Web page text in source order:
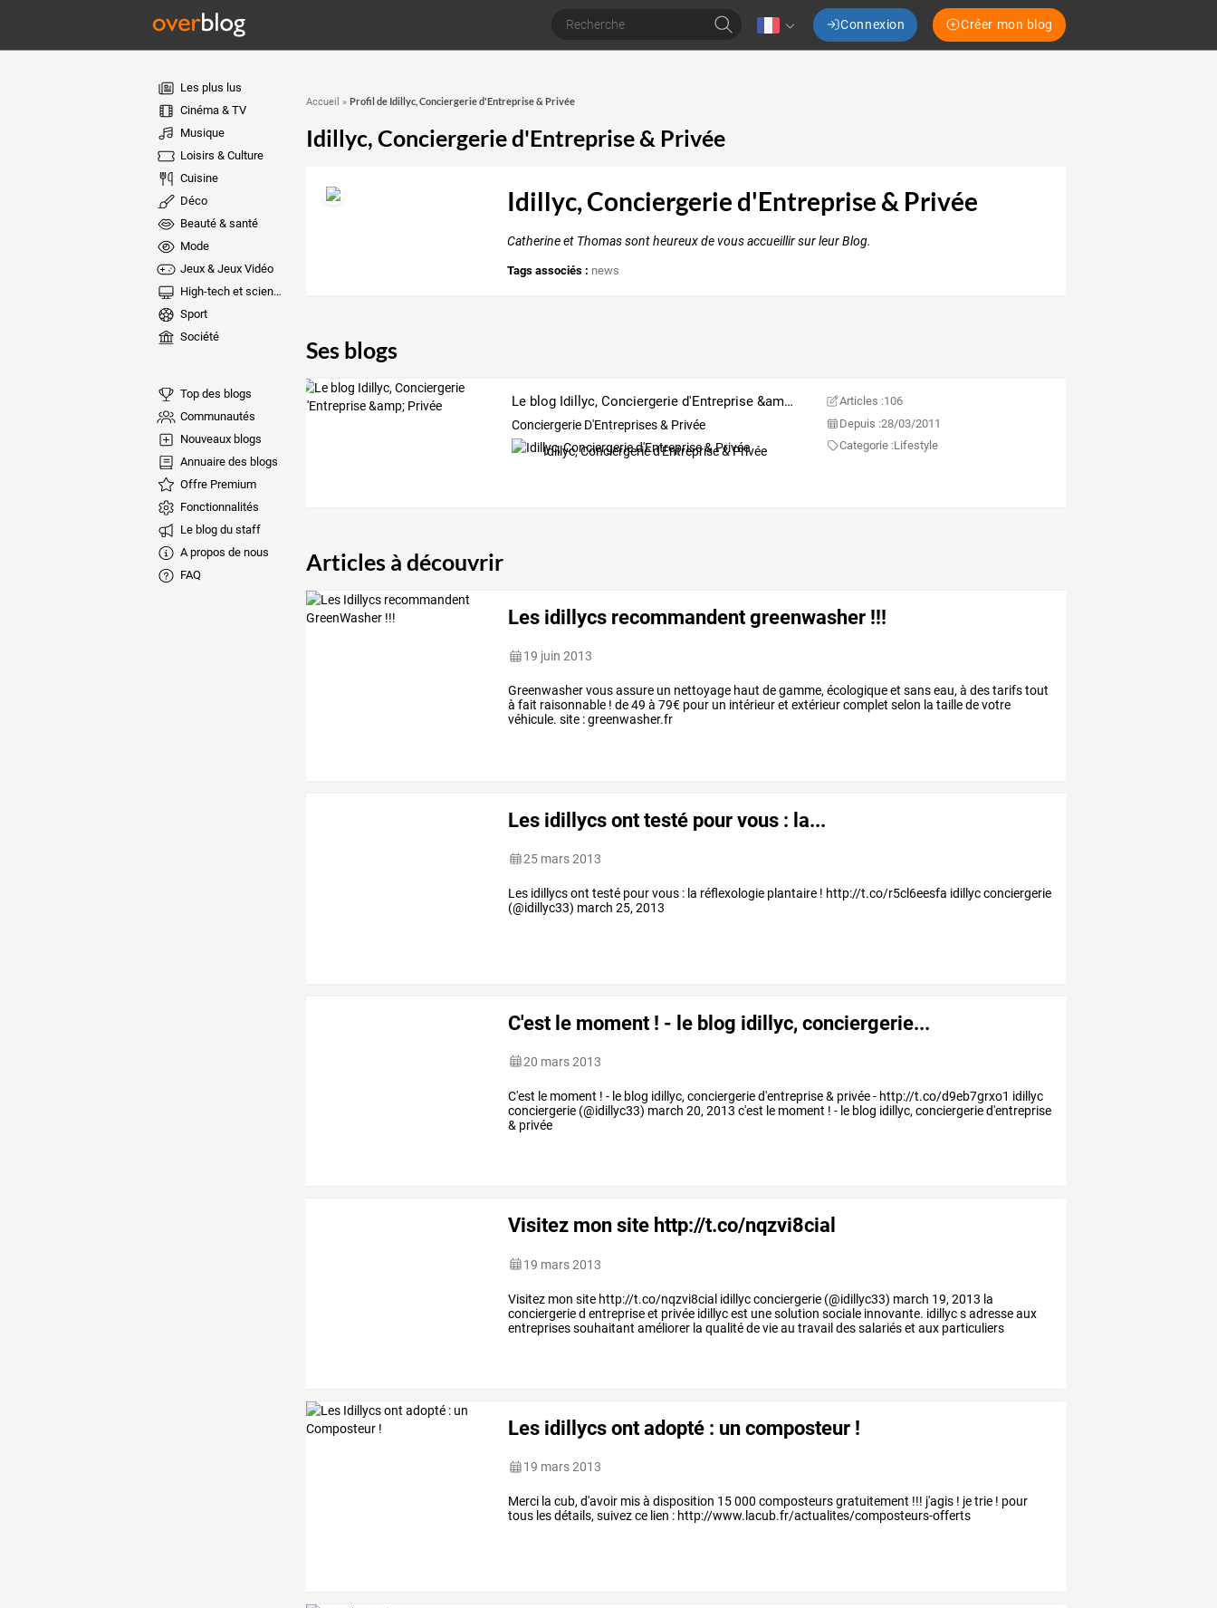
Connexion Créer mon blog
Les plus lus
Cinéma & TV
Musique
Loisirs & Culture
Cuisine
Déco
Beauté & santé
Mode
Jeux & Jeux Vidéo
High-tech et sciences
Sport
Société
Top des blogs
Communautés
Nouveaux blogs
Annuaire des blogs
Offre Premium
Fonctionnalités
Le blog du staff
A propos de nous
FAQ
Accueil » Profil de Idillyc, Conciergerie d'Entreprise & Privée
Idillyc, Conciergerie d'Entreprise & Privée
Idillyc, Conciergerie d'Entreprise & Privée
Catherine et Thomas sont heureux de vous accueillir sur leur Blog.
Tags associés : news
Ses blogs
Le blog Idillyc, Conciergerie d'Entreprise &amp; Privée
Conciergerie D'Entreprises & Privée
Idillyc, Conciergerie d'Entreprise & Privée
Articles :106
Depuis :28/03/2011
Categorie :Lifestyle
Articles à découvrir
Les idillycs recommandent greenwasher !!!
19 juin 2013
Greenwasher vous assure un nettoyage haut de gamme, écologique et sans eau, à des tarifs tout
à fait raisonnable ! de 49 à 79€ pour un intérieur et extérieur complet selon la taille de votre
véhicule. site : greenwasher.fr
Les idillycs ont testé pour vous : la...
25 mars 2013
Les idillycs ont testé pour vous : la réflexologie plantaire ! http://t.co/r5cl6eesfa idillyc conciergerie
(@idillyc33) march 25, 2013
C'est le moment ! - le blog idillyc, conciergerie...
20 mars 2013
C'est le moment ! - le blog idillyc, conciergerie d'entreprise & privée - http://t.co/d9eb7grxo1 idillyc
conciergerie (@idillyc33) march 20, 2013 c'est le moment ! - le blog idillyc, conciergerie d'entreprise
& privée
Visitez mon site http://t.co/nqzvi8cial
19 mars 2013
Visitez mon site http://t.co/nqzvi8cial idillycconciergerie (@idillyc33) march 19, 2013 la
conciergeried entrepriseet privée idillycest unesolution sociale innovante. idillycsadresseaux
entreprisessouhaitant améliorer la qualitédevieau travail dessalariéset aux particuliers
Les idillycs ont adopté : un composteur !
19 mars 2013
Merci la cub, d'avoir mis à disposition 15 000 composteurs gratuitement !!! j'agis ! je trie ! pour
tous les détails, suivez ce lien : http://www.lacub.fr/actualites/composteurs-offerts